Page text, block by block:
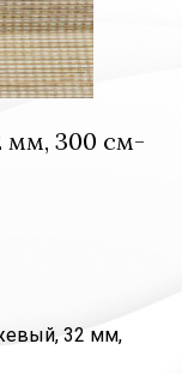
мм, 300 см-
32 мм,